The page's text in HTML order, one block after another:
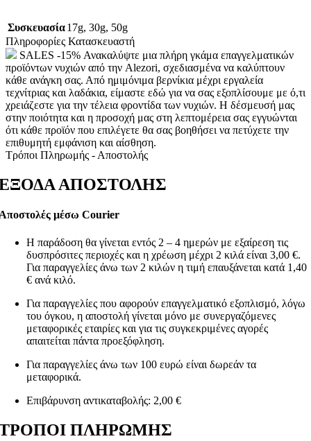
Συσκευασία17g, 30g, 50g
Πληροφορίες Κατασκευαστή
SALES -15% Ανακαλύψτε μια πλήρη γκάμα επαγγελματικών
προϊόντων νυχιών από την Alezori, σχεδιασμένα να καλύπτουν
κάθε ανάγκη σας. Από ημιμόνιμα βερνίκια μέχρι εργαλεία
τεχνίτριας και λαδάκια, είμαστε εδώ για να σας εξοπλίσουμε με ό,τι
χρειάζεστε για την τέλεια φροντίδα των νυχιών. Η δέσμευσή μας
στην ποιότητα και η προσοχή μας στη λεπτομέρεια σας εγγυώνται
ότι κάθε προϊόν που επιλέγετε θα σας βοηθήσει να πετύχετε την
επιθυμητή εμφάνιση και αίσθηση.
Τρόποι Πληρωμής - Αποστολής
ΑΠΟΣΤΟΛΗΣ
μέσω Courier
Η παράδοση θα γίνεται εντός 2 – 4 ημερών με εξαίρεση τις
δυσπρόσιτες περιοχές και η χρέωση μέχρι 2 κιλά είναι 3,00 €.
Για παραγγελίες άνω των 2 κιλών η τιμή επαυξάνεται κατά 1,40
€ ανά κιλό.
Για παραγγελίες που αφορούν επαγγελματικό εξοπλισμό, λόγω
του όγκου, η αποστολή γίνεται μόνο με συνεργαζόμενες
μεταφορικές εταιρίες και για τις συγκεκριμένες αγορές
απαιτείται πάντα προεξόφληση.
Για παραγγελίες άνω των 100 ευρώ είναι δωρεάν τα
μεταφορικά.
Επιβάρυνση αντικαταβολής: 2,00 €
ΠΛΗΡΩΜΗΣ